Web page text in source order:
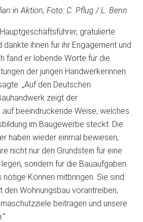
in Aktion; Foto: C. Pflug / L. Benn
gratulierte
dankte ihnen für ihr Engagement und
fand er lobende Worte für die
der jungen Handwerkerinnen
„Auf den Deutschen
zeigt der
beeindruckende Weise, welches
im Baugewerbe steckt. Die
haben wieder einmal bewiesen,
nicht nur den Grundstein für eine
sondern für die Bauaufgaben
Können mitbringen. Sie sind
den Wohnungsbau vorantreiben,
beitragen und unsere